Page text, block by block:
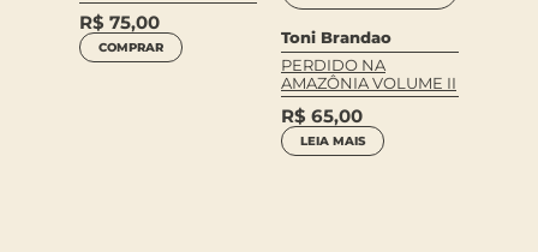
R$ 75,00
COMPRAR
Toni Brandao
PERDIDO NA
AMAZÔNIA VOLUME II
R$ 65,00
LEIA MAIS